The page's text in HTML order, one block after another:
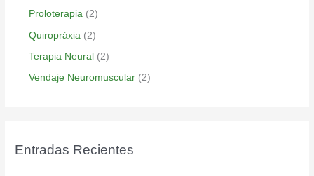
Proloterapia (2)
Quiropráxia (2)
Terapia Neural (2)
Vendaje Neuromuscular (2)
Entradas Recientes